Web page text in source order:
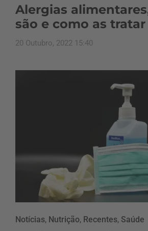
Alergias
são e como as tratar
20 Outubro, 2022 15:40
Notícias, Nutrição, Recentes, Saúde